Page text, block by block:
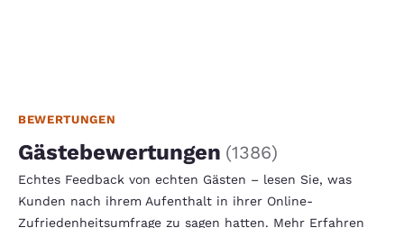
BEWERTUNGEN
Gästebewertungen (1386)
Echtes Feedback von echten Gästen – lesen Sie, was
Kunden nach ihrem Aufenthalt in ihrer Online-
Zufriedenheitsumfrage zu sagen hatten. Mehr Erfahren